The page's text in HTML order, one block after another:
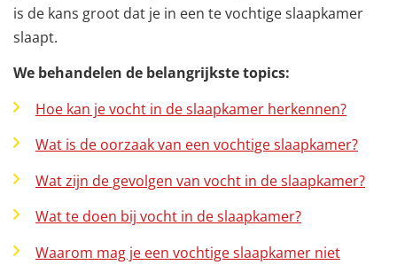
is de kans groot dat je in een te vochtige slaapkamer
slaapt.
We behandelen de belangrijkste topics:
Hoe kan je vocht in de slaapkamer herkennen?
Wat is de oorzaak van een vochtige slaapkamer?
Wat zijn de gevolgen van vocht in de slaapkamer?
Wat te doen bij vocht in de slaapkamer?
Waarom mag je een vochtige slaapkamer niet